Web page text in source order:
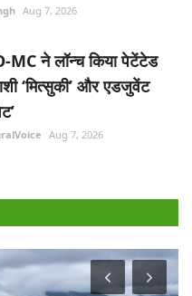
Aug 7, 2026
MC ने लॉन्च किया पेटेंटेड
‘मित्सुकी’ और एडजुवेंट
Aug 7, 2026